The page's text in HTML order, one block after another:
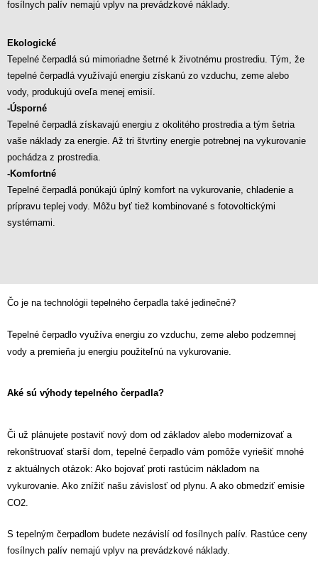
fosílnych palív nemajú vplyv na prevádzkové náklady.
Ekologické
Tepelné čerpadlá sú mimoriadne šetrné k životnému prostrediu. Tým, že
tepelné čerpadlá využívajú energiu získanú zo vzduchu, zeme alebo
vody, produkujú oveľa menej emisií.
-Úsporné
Tepelné čerpadlá získavajú energiu z okolitého prostredia a tým šetria
vaše náklady za energie. Až tri štvrtiny energie potrebnej na vykurovanie
pochádza z prostredia.
-Komfortné
Tepelné čerpadlá ponúkajú úplný komfort na vykurovanie, chladenie a
prípravu teplej vody. Môžu byť tiež kombinované s fotovoltickými
systémami.
Čo je na technológii tepelného čerpadla také jedinečné?
Tepelné čerpadlo využíva energiu zo vzduchu, zeme alebo podzemnej
vody a premieňa ju energiu použiteľnú na vykurovanie.
Aké sú výhody tepelného čerpadla?
Či už plánujete postaviť nový dom od základov alebo modernizovať a
rekonštruovať starší dom, tepelné čerpadlo vám pomôže vyriešiť mnohé
z aktuálnych otázok: Ako bojovať proti rastúcim nákladom na
vykurovanie. Ako znížiť našu závislosť od plynu. A ako obmedziť emisie
CO2.
S tepelným čerpadlom budete nezávislí od fosílnych palív. Rastúce ceny
fosílnych palív nemajú vplyv na prevádzkové náklady.